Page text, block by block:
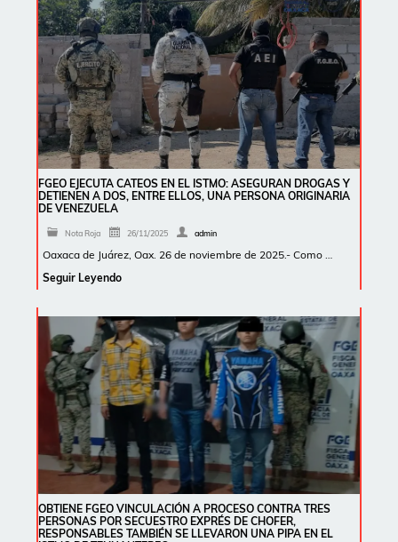
FGEO EJECUTA CATEOS EN EL ISTMO: ASEGURAN DROGAS Y
DETIENEN A DOS, ENTRE ELLOS, UNA PERSONA ORIGINARIA
DE VENEZUELA
Nota Roja 26/11/2025 admin
Oaxaca de Juárez, Oax. 26 de noviembre de 2025.- Como …
Seguir Leyendo
OBTIENE FGEO VINCULACIÓN A PROCESO CONTRA TRES
PERSONAS POR SECUESTRO EXPRÉS DE CHOFER,
RESPONSABLES TAMBIÉN SE LLEVARON UNA PIPA EN EL